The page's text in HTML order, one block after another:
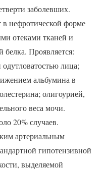
заболевших.
нефротической форме
отеками тканей и
белка. Проявляется:
лица;
альбумина в
олигоурией,
веса мочи.
20% случаев.
артериальным
гипотензивной
выделяемой